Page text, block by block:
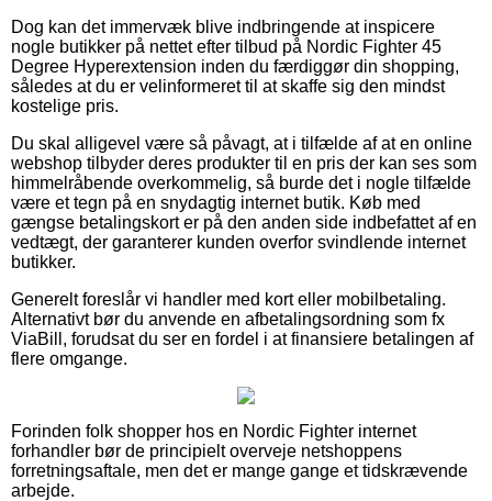
Dog kan det immervæk blive indbringende at inspicere
nogle butikker på nettet efter tilbud på Nordic Fighter 45
Degree Hyperextension inden du færdiggør din shopping,
således at du er velinformeret til at skaffe sig den mindst
kostelige pris.
Du skal alligevel være så påvagt, at i tilfælde af at en online
webshop tilbyder deres produkter til en pris der kan ses som
himmelråbende overkommelig, så burde det i nogle tilfælde
være et tegn på en snydagtig internet butik. Køb med
gængse betalingskort er på den anden side indbefattet af en
vedtægt, der garanterer kunden overfor svindlende internet
butikker.
Generelt foreslår vi handler med kort eller mobilbetaling.
Alternativt bør du anvende en afbetalingsordning som fx
ViaBill, forudsat du ser en fordel i at finansiere betalingen af
flere omgange.
Forinden folk shopper hos en Nordic Fighter internet
forhandler bør de principielt overveje netshoppens
forretningsaftale, men det er mange gange et tidskrævende
arbejde.